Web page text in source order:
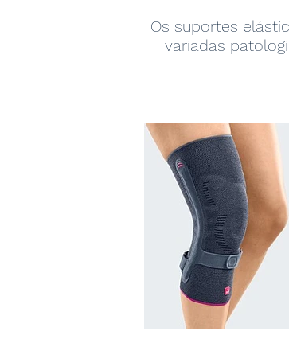
Os suportes
variadas